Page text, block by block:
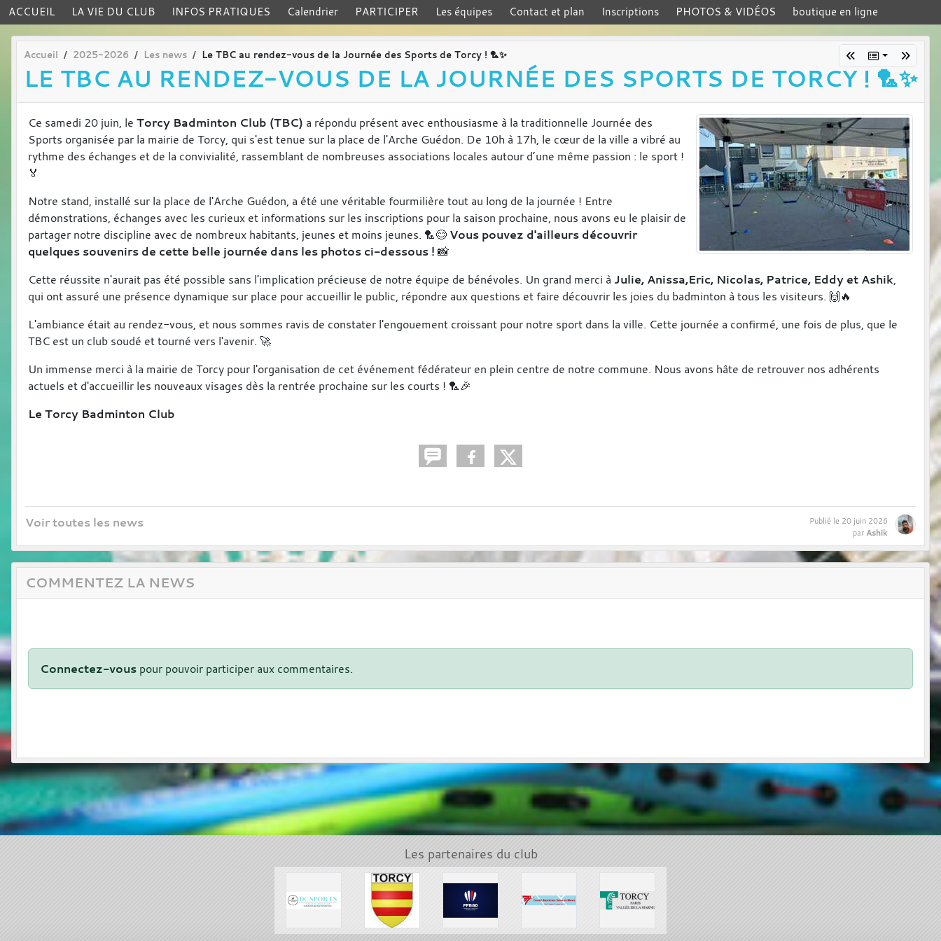
ACCUEIL LA VIE DU CLUB INFOS PRATIQUES Calendrier PARTICIPER Les équipes Contact et plan Inscriptions PHOTOS & VIDÉOS boutique en ligne
Accueil 2025-2026 Les news Le TBC au rendez-vous de la Journée des Sports de Torcy ! 🏸✨
LE TBC AU RENDEZ-VOUS DE LA JOURNÉE DES SPORTS DE TORCY ! 🏸✨
Ce samedi 20 juin, le Torcy Badminton Club (TBC) a répondu présent avec enthousiasme à la traditionnelle Journée des
Sports organisée par la mairie de Torcy, qui s'est tenue sur la place de l'Arche Guédon. De 10h à 17h, le cœur de la ville a vibré au
rythme des échanges et de la convivialité, rassemblant de nombreuses associations locales autour d’une même passion : le sport !
🏅
Notre stand, installé sur la place de l'Arche Guédon, a été une véritable fourmilière tout au long de la journée ! Entre
démonstrations, échanges avec les curieux et informations sur les inscriptions pour la saison prochaine, nous avons eu le plaisir de
partager notre discipline avec de nombreux habitants, jeunes et moins jeunes. 🏸😊 Vous pouvez d'ailleurs découvrir
quelques souvenirs de cette belle journée dans les photos ci-dessous ! 📸
Cette réussite n'aurait pas été possible sans l'implication précieuse de notre équipe de bénévoles. Un grand merci à Julie, Anissa,Eric, Nicolas, Patrice, Eddy et Ashik,
qui ont assuré une présence dynamique sur place pour accueillir le public, répondre aux questions et faire découvrir les joies du badminton à tous les visiteurs. 🙌🔥
L'ambiance était au rendez-vous, et nous sommes ravis de constater l'engouement croissant pour notre sport dans la ville. Cette journée a confirmé, une fois de plus, que le
TBC est un club soudé et tourné vers l'avenir. 🚀
Un immense merci à la mairie de Torcy pour l'organisation de cet événement fédérateur en plein centre de notre commune. Nous avons hâte de retrouver nos adhérents
actuels et d'accueillir les nouveaux visages dès la rentrée prochaine sur les courts ! 🏸🎉
Le Torcy Badminton Club
Voir toutes les news Publié le 20 juin 2026
par Ashik
COMMENTEZ LA NEWS
Connectez-vous pour pouvoir participer aux commentaires.
Les partenaires du club